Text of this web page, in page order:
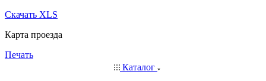
Скачать XLS
Карта проезда
Печать
Каталог